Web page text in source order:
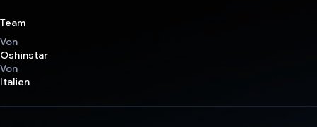
Team
Von
Oshinstar
Von
Italien